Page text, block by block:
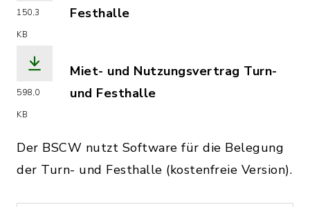
150,3
KB
Festhalle
598,0
KB
Miet- und Nutzungsvertrag Turn-
und Festhalle
Der BSCW nutzt Software für die Belegung
der Turn- und Festhalle (kostenfreie Version).